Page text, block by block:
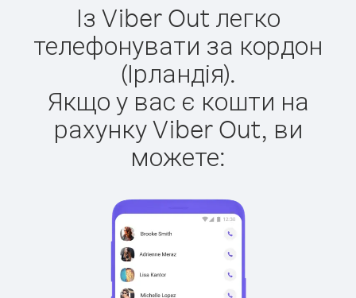
Із Viber Out легко
телефонувати за кордон
(Ірландія).
Якщо у вас є кошти на
рахунку Viber Out, ви
можете: